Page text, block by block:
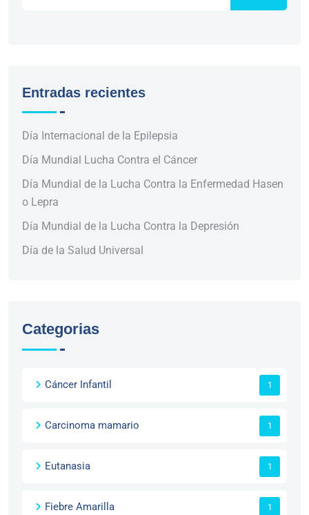
Entradas recientes
Día Internacional de la Epilepsia
Día Mundial Lucha Contra el Cáncer
Día Mundial de la Lucha Contra la Enfermedad Hasen
o Lepra
Día Mundial de la Lucha Contra la Depresión
Día de la Salud Universal
Categorias
Cáncer Infantil 1
Carcinoma mamario 1
Eutanasia 1
Fiebre Amarilla 1